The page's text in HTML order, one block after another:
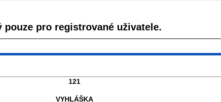
pro registrované uživatele.
121
VYHLÁŠKA